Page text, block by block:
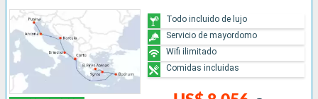
Todo incluido de lujo
Servicio de mayordomo
Wifi ilimitado
Comidas incluidas